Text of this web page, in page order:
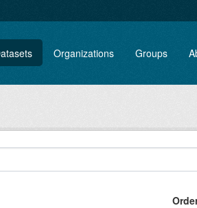
Organizations Groups